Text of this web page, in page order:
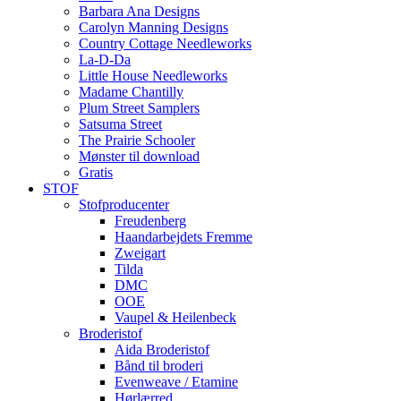
Barbara Ana Designs
Carolyn Manning Designs
Country Cottage Needleworks
La-D-Da
Little House Needleworks
Madame Chantilly
Plum Street Samplers
Satsuma Street
The Prairie Schooler
Mønster til download
Gratis
STOF
Stofproducenter
Freudenberg
Haandarbejdets Fremme
Zweigart
Tilda
DMC
OOE
Vaupel & Heilenbeck
Broderistof
Aida Broderistof
Bånd til broderi
Evenweave / Etamine